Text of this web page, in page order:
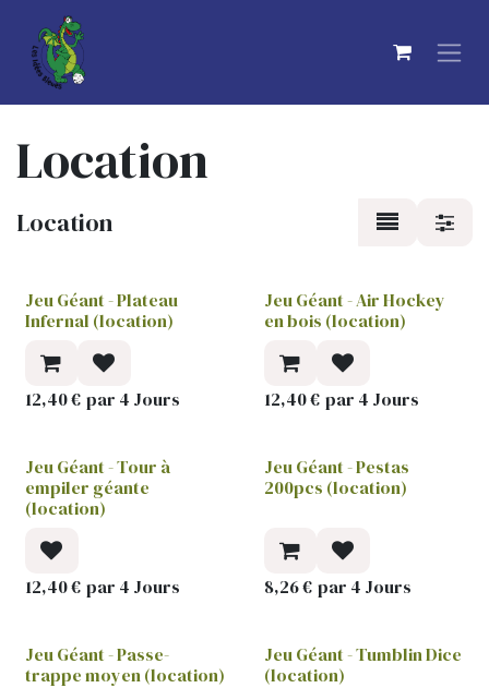
Se rendre au contenu
Location
Location
Jeu Géant - Plateau
Infernal (location)
12,40€ par 4 Jours
Jeu Géant - Air Hockey
en bois (location)
12,40€ par 4 Jours
Jeu Géant - Tour à
empiler géante
(location)
12,40€ par 4 Jours
Jeu Géant - Pestas
200pcs (location)
8,26€ par 4 Jours
Jeu Géant - Passe-
trappe moyen (location)
Jeu Géant - Tumblin Dice
(location)